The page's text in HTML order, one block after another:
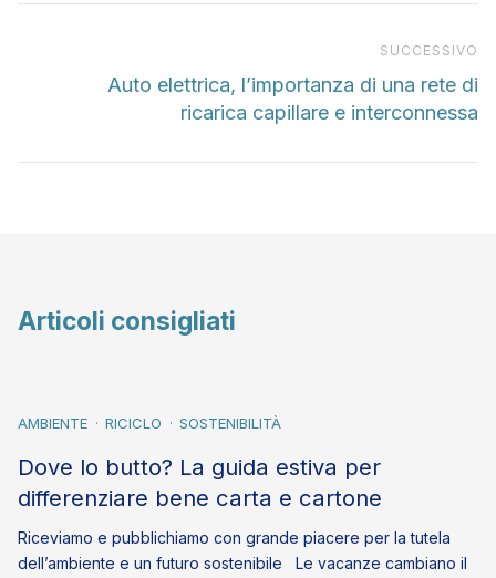
SUCCESSIVO
Auto elettrica, l’importanza di una rete di
ricarica capillare e interconnessa
Articoli consigliati
AMBIENTE RICICLO SOSTENIBILITÀ
Dove lo butto? La guida estiva per
differenziare bene carta e cartone
Riceviamo e pubblichiamo con grande piacere per la tutela
dell’ambiente e un futuro sostenibile Le vacanze cambiano il